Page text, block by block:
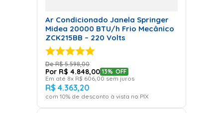
Ar Condicionado Janela Springer
Midea 20000 BTU/h Frio Mecânico
ZCK215BB – 220 Volts
R$ 5.598,00
R$ 4.848,00 13% OFF
Em até 8x R$ 606 00sem juros
R$ 4.363,20
com 10% de desconto à vista no PIX